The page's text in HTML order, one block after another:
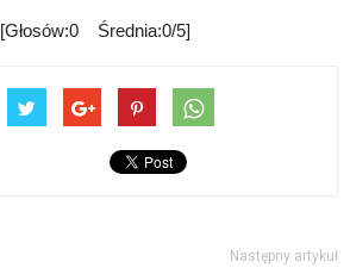
[Głosów:0 Średnia:0/5]
Następny artykuł